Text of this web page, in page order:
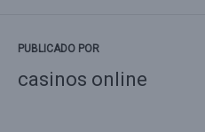
PUBLICADO POR
casinos online